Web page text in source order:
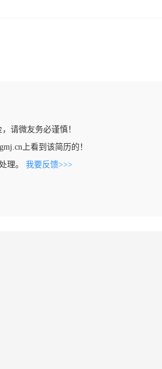
请微友务必谨慎！
上看到该简历的！
理。 我要反馈>>>